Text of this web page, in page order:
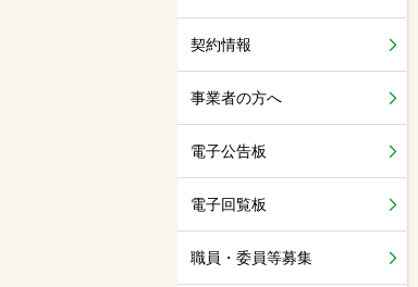
契約情報
事業者の方へ
電子公告板
電子回覧板
職員・委員等募集